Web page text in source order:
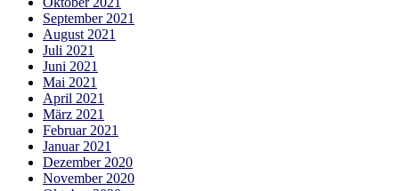
September 2021
August 2021
Juli 2021
Juni 2021
Mai 2021
April 2021
März 2021
Februar 2021
Januar 2021
Dezember 2020
November 2020